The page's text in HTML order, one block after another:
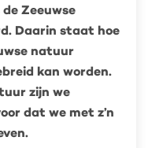
Zeeuwse
Daarin staat hoe
natuur
kan worden.
zijn we
dat we met z’n